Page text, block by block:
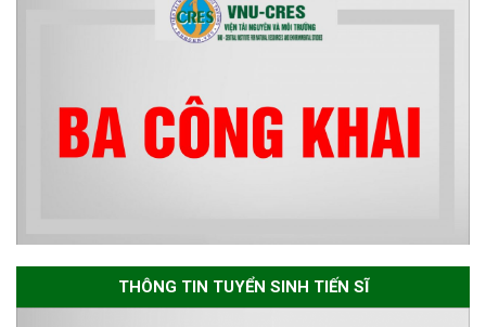
ban chuyên môn đánh giá hồ
sơ chuyên môn cho các thí sinh
dự tuyển nghiên cứu sinh đợt 1
Thông báo danh sách thí sinh
đủ điều kiện dự tuyển Chương
trình đào tạo tiến sĩ chuyên
ngành Môi trường và phát triển
THÔNG TIN TUYỂN SINH TIẾN SĨ